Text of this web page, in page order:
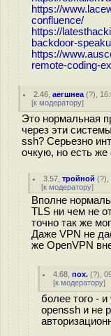
https://
confluence/
https://
backdoor-
https://
remote-coding-
2.46 ,аегшнеа (?),
[к модератору]
Это нормальная
через эти
ssh? Серьезно
очкую, но есть
3.57 ,тройной (?),
[к модератору]
Вполне
TLS ни чем не
точно так же
Даже VPN не
же OpenVPN
4.68 ,пох. (?),
[к модератору]
более того -
openssh и не